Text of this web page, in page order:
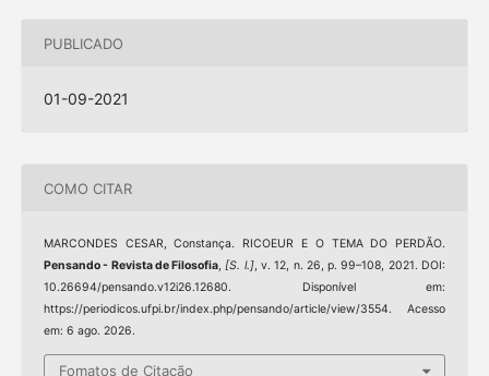
PUBLICADO
01-09-2021
COMO CITAR
MARCONDES CESAR, Constança. RICOEUR E O TEMA DO PERDÃO.
Pensando - Revista de Filosofia,[S. l.], v. 12, n. 26, p. 99–108, 2021. DOI:
10.26694/pensando.v12i26.12680. Disponível em:
https://periodicos.ufpi.br/index.php/pensando/article/view/3554. Acesso
em: 6 ago. 2026.
Fomatos de Citação